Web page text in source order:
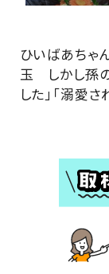
ひいばあちゃ
玉 しかし孫
した」「溺愛さ